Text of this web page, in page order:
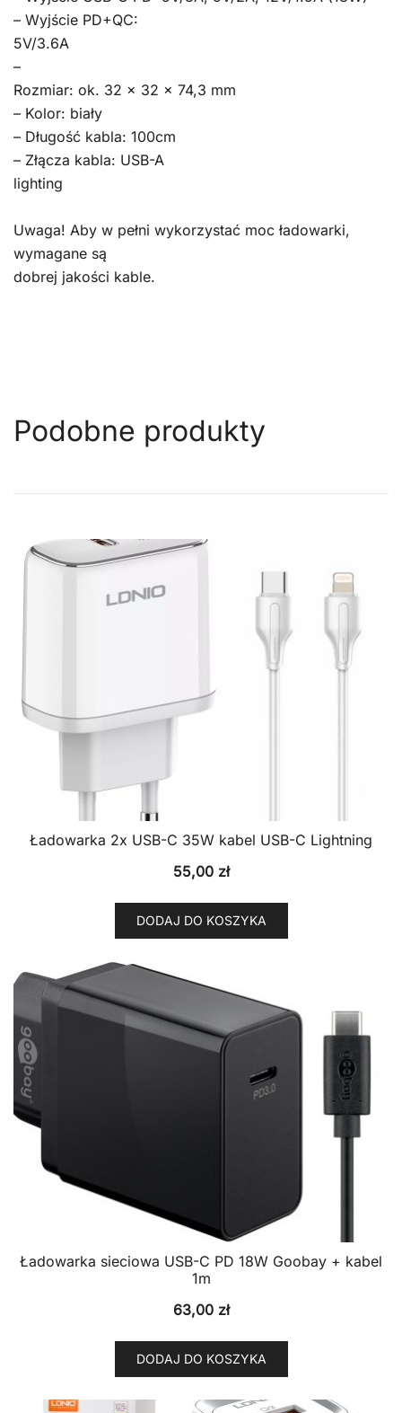
– Wyjście PD+QC:
5V/3.6A
–
Rozmiar: ok. 32 x 32 x 74,3 mm
– Kolor: biały
– Długość kabla: 100cm
– Złącza kabla: USB-A
lighting
Uwaga! Aby w pełni wykorzystać moc ładowarki,
wymagane są
dobrej jakości kable.
Podobne produkty
Ładowarka 2x USB-C 35W kabel USB-C Lightning
55,00 zł
DODAJ DO KOSZYKA
Ładowarka sieciowa USB-C PD 18W Goobay + kabel
1m
63,00 zł
DODAJ DO KOSZYKA